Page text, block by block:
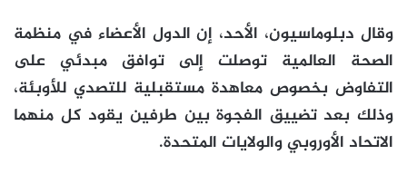
وقال دبلوماسيون، الأحد، إن الدول الأعضاء في منظمة
الصحة العالمية توصلت إلى توافق مبدئي على
التفاوض بخصوص معاهدة مستقبلية للتصدي للأوبئة،
وذلك بعد تضييق الفجوة بين طرفين يقود كل منهما
الاتحاد الأوروبي والولايات المتحدة.